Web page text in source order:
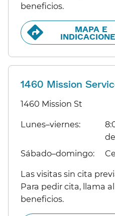
beneficios.​​
MAPA E
1460 Mission
1460 Mission St
Lunes–viernes:​​
Sábado–domingo:​​
Las visitas sin cita
Para pedir cita, llama
beneficios.​​